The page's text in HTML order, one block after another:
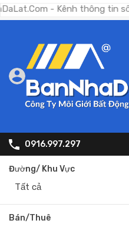
- Kênh thông tin số #1
0916.997.297
Đường/ Khu Vực
Tất cả
Bán/Thuê